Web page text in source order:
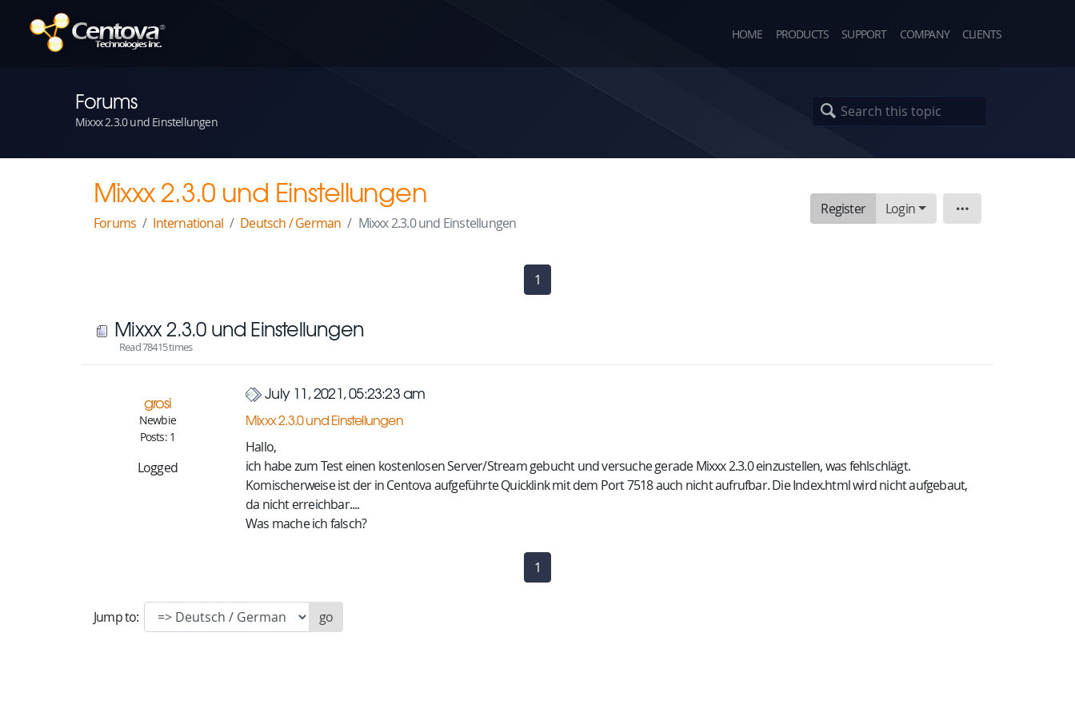
HOME PRODUCTS SUPPORT COMPANY CLIENTS
Forums
Mixxx 2.3.0 und Einstellungen
Mixxx 2.3.0 und Einstellungen
Forums International Deutsch / German Mixxx 2.3.0 und Einstellungen
Register Login Topic
1
Mixxx 2.3.0 und Einstellungen
Read 78415 times
grosi
Newbie
Posts: 1
Logged
July 11, 2021, 05:23:23 am
Mixxx 2.3.0 und Einstellungen
Hallo,
ich habe zum Test einen kostenlosen Server/Stream gebucht und versuche gerade Mixxx 2.3.0 einzustellen, was fehlschlägt.
Komischerweise ist der in Centova aufgeführte Quicklink mit dem Port 7518 auch nicht aufrufbar. Die Index.html wird nicht aufgebaut,
da nicht erreichbar....
Was mache ich falsch?
1
Jump to: